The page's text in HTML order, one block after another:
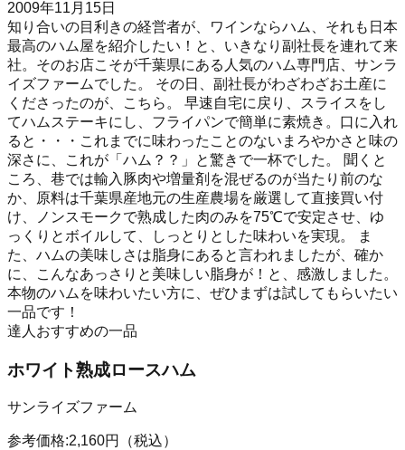
2009年11月15日
知り合いの目利きの経営者が、ワインならハム、それも日本
最高のハム屋を紹介したい！と、いきなり副社長を連れて来
社。そのお店こそが千葉県にある人気のハム専門店、サンラ
イズファームでした。 その日、副社長がわざわざお土産に
くださったのが、こちら。 早速自宅に戻り、スライスをし
てハムステーキにし、フライパンで簡単に素焼き。口に入れ
ると・・・これまでに味わったことのないまろやかさと味の
深さに、これが「ハム？？」と驚きで一杯でした。 聞くと
ころ、巷では輸入豚肉や増量剤を混ぜるのが当たり前のな
か、原料は千葉県産地元の生産農場を厳選して直接買い付
け、ノンスモークで熟成した肉のみを75℃で安定させ、ゆ
っくりとボイルして、しっとりとした味わいを実現。 ま
た、ハムの美味しさは脂身にあると言われましたが、確か
に、こんなあっさりと美味しい脂身が！と、感激しました。
本物のハムを味わいたい方に、ぜひまずは試してもらいたい
一品です！
達人おすすめの一品
ホワイト熟成ロースハム
サンライズファーム
参考価格:2,160円
（税込）